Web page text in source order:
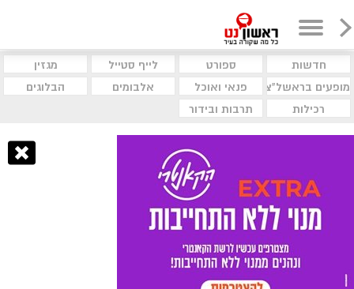
חדשות ספורט לייף סטייל
מגזין
מופעים בראשל"צ
פנאי ואוכל אלבומים
הבלוגים
רכילות
תרבות ובידור